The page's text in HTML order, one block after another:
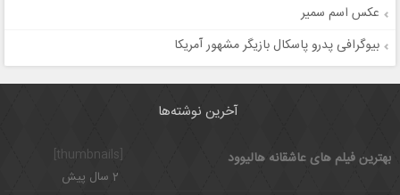
عکس اسم سمیر
بیوگرافی پدرو پاسکال بازیگر مشهور آمریکا
آخرین نوشته‌ها
بهترین فیلم های عاشقانه هالیوود
2 سال پیش